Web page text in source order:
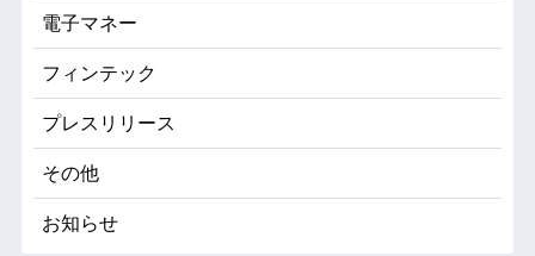
電子マネー
フィンテック
プレスリリース
その他
お知らせ